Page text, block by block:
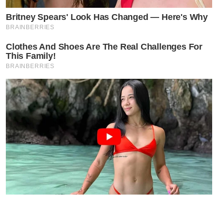
สตอรี่ เพื่อยืนยันถึงพฤติกรรมดังกล่าวของ “มายด์” ว่าเป็น
สิ่งที่เจ้าตัวทำเป็นปกติอยู่แล้ว และใช้สรรพนามที่หลากหลาย
ในการพูดคุยกับเพื่อนๆ ทุกคนอย่างสม่ำเสมอ ทำให้หลายคน
ที่เคยตั้งข้อสงสัยในประเด็นนี้ ต่างก็ได้รับคำตอบที่ชัดเจน
จากปากของคนใกล้ชิดของ “มายด์” เอง
Britney Spears' Look Has Changed — Here's Why
BRAINBERRIES
Clothes And Shoes Are The Real Challenges For
This Family!
BRAINBERRIES